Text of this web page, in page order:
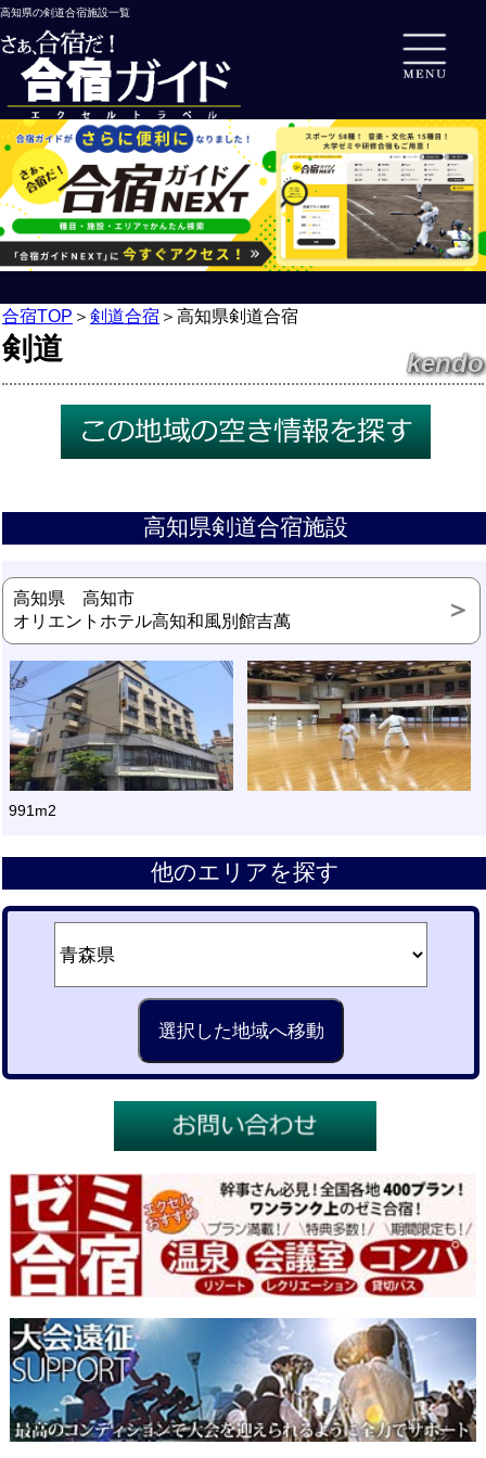
高知県の剣道合宿施設一覧
合宿TOP ＞ 剣道合宿 ＞ 高知県剣道合宿
剣道 kendo
高知県剣道合宿施設
高知県 高知市
オリエントホテル高知和風別館吉萬
991m2
他のエリアを探す